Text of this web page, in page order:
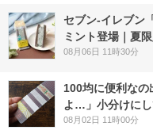
セブン‐イレブン
ミント登場｜夏
08月06日 11時30分
100均に便利なの
よ…」小分けに
08月02日 11時00分